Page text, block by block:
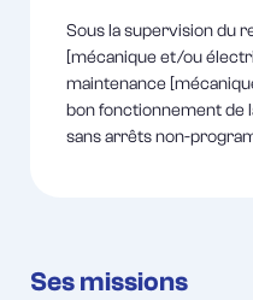
Sous la supervision du
[mécanique et/ou
maintenance
bon fonctionnement de
sans arrêts non-
Ses missions